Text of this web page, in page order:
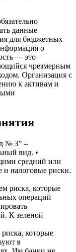
данные
для бюджетных
о
— это
чрезмерным
Организация с
к активам и
№ 3” –
вид. •
средний или
и налоговые риски.
риска, которые
операций
К зеленой
которые
в